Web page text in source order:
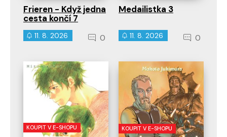
Frieren - Když jedna
cesta končí 7
11. 8. 2026 0
Medailistka 3
11. 8. 2026 0
KOUPIT V E-SHOPU
KOUPIT V E-SHOPU